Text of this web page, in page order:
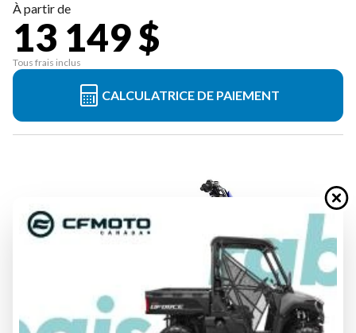
À partir de
13 149 $
Tous frais inclus
CALCULATRICE DE PAIEMENT